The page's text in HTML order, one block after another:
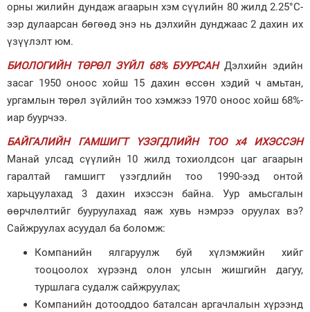
орны жилийн дундаж агаарын хэм сүүлийн 80 жилд 2.25°С-
ээр дулаарсан бөгөөд энэ нь дэлхийн дунджаас 2 дахин их
үзүүлэлт юм.
БИОЛОГИЙН ТӨРӨЛ ЗҮЙЛ 68% БУУРСАНДэлхийн эдийн
засаг 1950 оноос хойш 15 дахин өссөн хэдий ч амьтан,
ургамлын төрөл зүйлийн тоо хэмжээ 1970 оноос хойш 68%-
иар буурчээ.
БАЙГАЛИЙН ГАМШИГТ ҮЗЭГДЛИЙН ТОО x4 ИХЭССЭН
Манай улсад сүүлийн 10 жилд тохиолдсон цаг агаарын
гаралтай гамшигт үзэгдлийн тоо 1990-ээд онтой
харьцуулахад 3 дахин ихэссэн байна. Уур амьсгалын
өөрчлөлтийг бууруулахад яаж хувь нэмрээ оруулах вэ?
Сайжруулах асуудал ба боломж:
Компанийн ялгаруулж буй хүлэмжийн хийг
тооцоолох хүрээнд олон улсын жишгийн дагуу,
туршлага судалж сайжруулах;
Компанийн дотооддоо баталсан аргачлалын хүрээнд